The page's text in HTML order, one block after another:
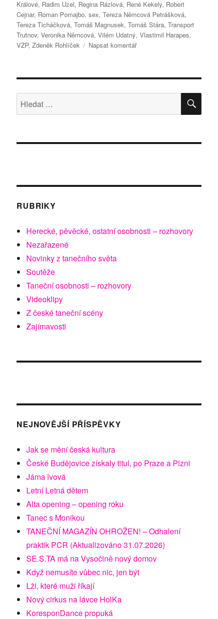
Králové, Radim Uzel, Regina Rázlová, René Kekely, Robert
Cejnar, Roman Pomajbo,sex,Tereza Němcová Petrášková,
Tereza Ticháčková,Tomáš Magnusek,Tomáš Stára,Transport
Trutnov,Veronika Němcová,Vilém Udatný,Vlastimil Harapes,
VZP,Zdeněk Rohlíček Napsat komentářpro
názvem
nový
„ČECHOVI“
Hledat:
RUBRIKY
Herecké, pěvěcké, ostatní osobnosti – rozhovory
Nezařazené
Novinky z tanečního světa
Soutěže
Taneční osobnosti – rozhovory
Videoklipy
Z české taneční scény
Zajímavosti
NEJNOVĚJŠÍ PŘÍSPĚVKY
Jak se mění česká kultura
České Budějovice získaly titul, po Praze a Plzni
Jáma lvová
Letní Letná dětem
Alta opening – opening roku
Tanec s Monikou
TANEČNÍ MAGAZÍN OHROŽEN! – Odhalení
praktik PCR (Aktualizováno 31.07.2026)
SE.S.TA má na Vysočině nový domov
Když nemusíte vůbec nic, jen být
Lži, které muži říkají
Nový cirkus na lávce HolKa
KoresponDance propuká